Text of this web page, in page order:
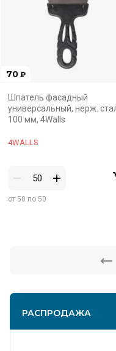
РАСПРОДАЖА
70 ₽
Шпатель фасадный
универсальный, нерж.
100 мм, 4Walls
4WALLS
от 50 по 50